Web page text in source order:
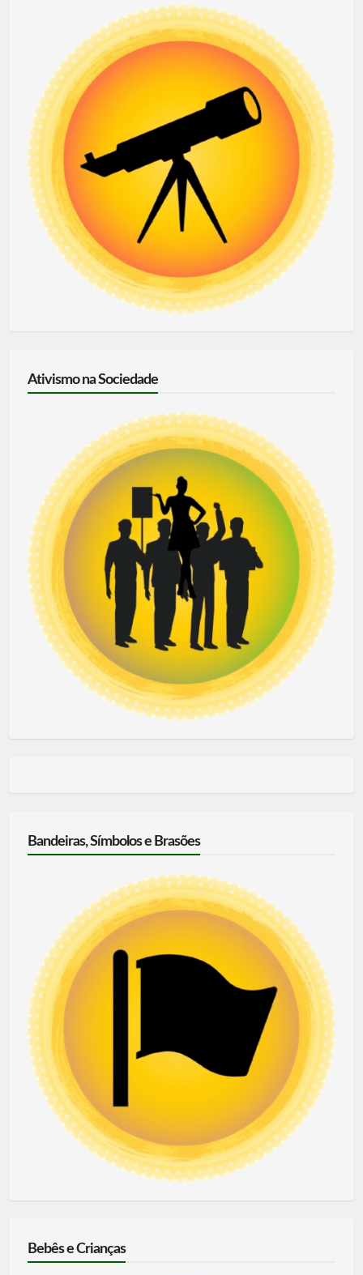
Ativismo na Sociedade
Bandeiras, Símbolos e Brasões
Bebês e Crianças